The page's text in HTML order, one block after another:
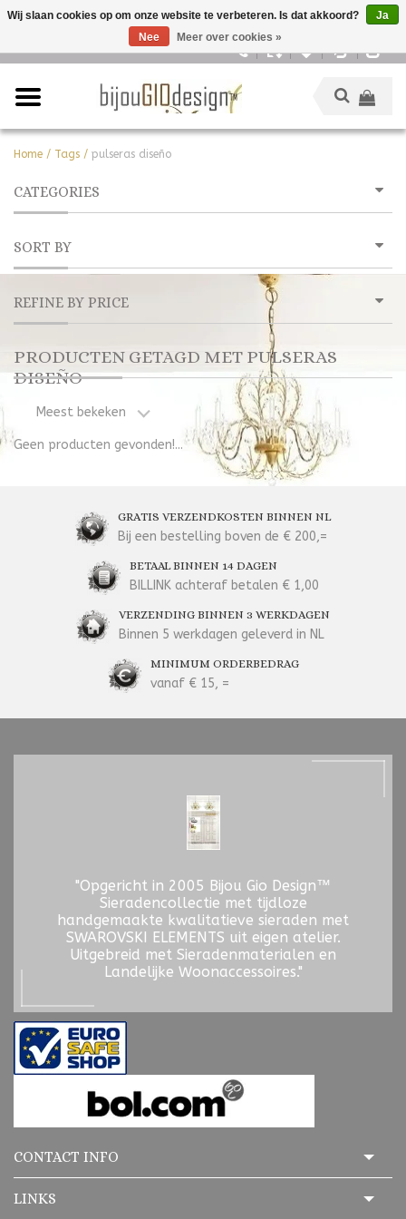
Home / Tags / pulseras diseño
CATEGORIES
SORT BY
REFINE BY PRICE
PRODUCTEN GETAGD MET PULSERAS
DISEÑO
Meest bekeken
Geen producten gevonden!...
GRATIS VERZENDKOSTEN BINNEN NL
Bij een bestelling boven de € 200,=
BETAAL BINNEN 14 DAGEN
BILLINK achteraf betalen € 1,00
VERZENDING BINNEN 3 WERKDAGEN
Binnen 5 werkdagen geleverd in NL
MINIMUM ORDERBEDRAG
vanaf € 15, =
"Opgericht in 2005 Bijou Gio Design™
Sieradencollectie met tijdloze
handgemaakte kwalitatieve sieraden met
SWAROVSKI ELEMENTS uit eigen atelier.
Uitgebreid met Sieradenmaterialen en
Landelijke Woonaccessoires."
CONTACT INFO
LINKS
Wij slaan cookies op om onze website te verbeteren. Is dat akkoord?
Ja
Nee
Meer over cookies »